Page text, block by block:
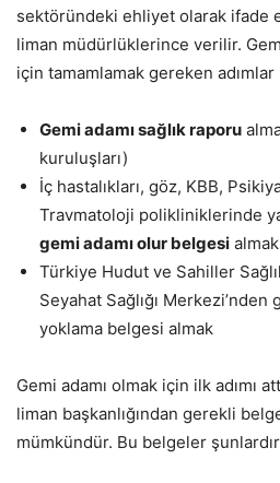
sektöründeki ehliyet olarak ifade
liman müdürlüklerince verilir.
için tamamlamak gereken
Gemi adamı sağlık raporu
kuruluşları)
İç hastalıkları, göz, KBB,
Travmatoloji polikliniklerinde
gemi adamı olur belgesi almak
Türkiye Hudut ve Sahiller
Seyahat Sağlığı Merkezi’nden
yoklama belgesi almak
Gemi adamı olmak için ilk adımı
liman başkanlığından gerekli
mümkündür. Bu belgeler